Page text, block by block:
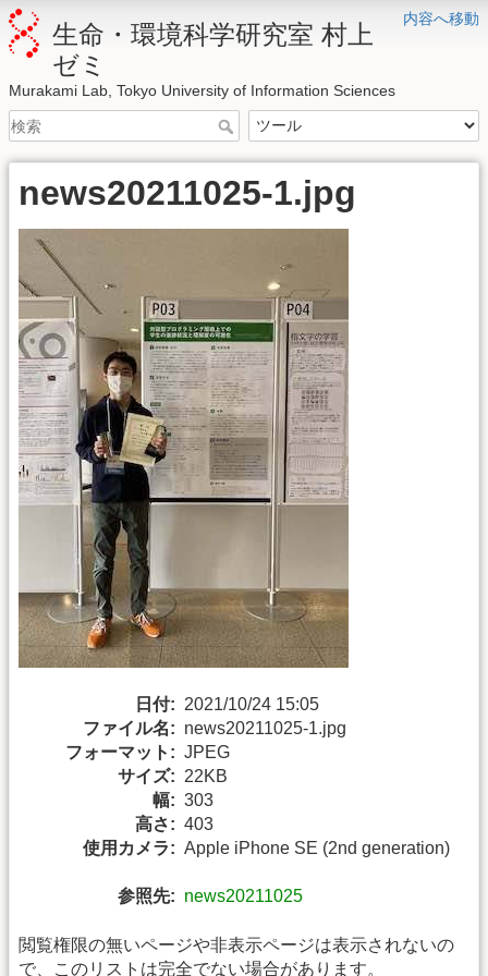
内容へ移動
生命・環境科学研究室 村上
ゼミ
Murakami Lab, Tokyo University of Information Sciences
news20211025-1.jpg
日付: 2021/10/24 15:05
ファイル名: news20211025-1.jpg
フォーマット: JPEG
サイズ: 22KB
幅: 303
高さ: 403
使用カメラ: Apple iPhone SE (2nd generation)
参照先: news20211025
閲覧権限の無いページや非表示ページは表示されないの
で、このリストは完全でない場合があります。